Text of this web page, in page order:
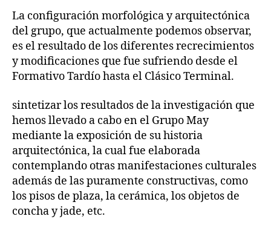
La configuración morfológica y arquitectónica
del grupo, que actualmente podemos observar,
es el resultado de los diferentes recrecimientos
y modificaciones que fue sufriendo desde el
Formativo Tardío hasta el Clásico Terminal.
sintetizar los resultados de la investigación que
hemos llevado a cabo en el Grupo May
mediante la exposición de su historia
arquitectónica, la cual fue elaborada
contemplando otras manifestaciones culturales
además de las puramente constructivas, como
los pisos de plaza, la cerámica, los objetos de
concha y jade, etc.